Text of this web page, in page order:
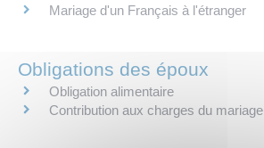
Mariage d'un Français à l'étranger
Obligations des époux
Obligation alimentaire
Contribution aux charges du mariage